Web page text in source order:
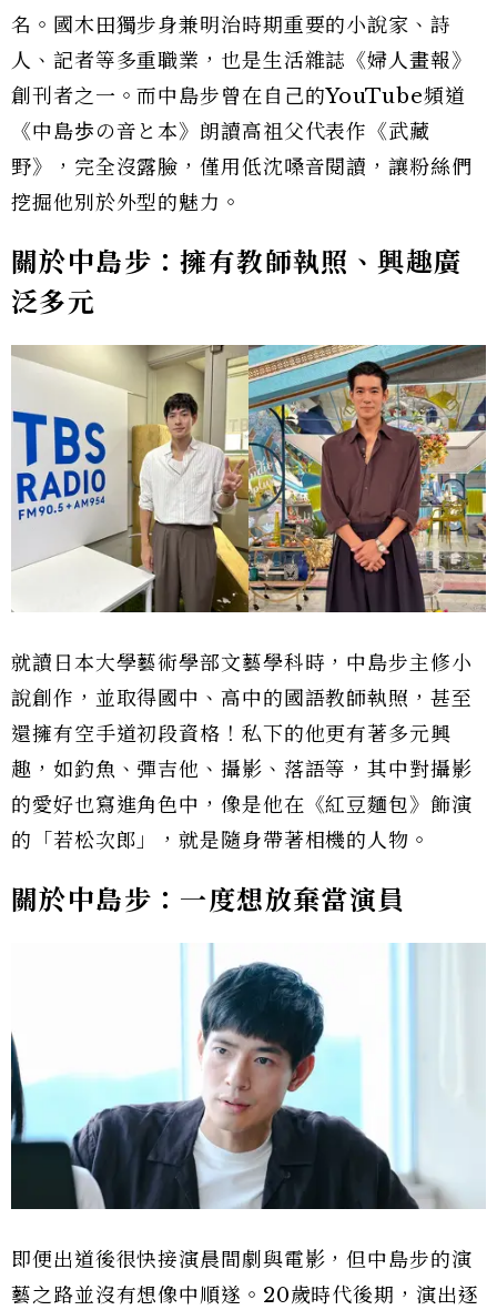
名。國木田獨步身兼明治時期重要的小說家、詩
人、記者等多重職業，也是生活雜誌《婦人畫報》
創刊者之一。而中島步曾在自己的YouTube頻道
《中島歩の音と本》朗讀高祖父代表作《武藏
野》，完全沒露臉，僅用低沈嗓音閱讀，讓粉絲們
挖掘他別於外型的魅力。
關於中島步：擁有教師執照、興趣廣
泛多元
就讀日本大學藝術學部文藝學科時，中島步主修小
說創作，並取得國中、高中的國語教師執照，甚至
還擁有空手道初段資格！私下的他更有著多元興
趣，如釣魚、彈吉他、攝影、落語等，其中對攝影
的愛好也寫進角色中，像是他在《紅豆麵包》飾演
的「若松次郎」，就是隨身帶著相機的人物。
關於中島步：一度想放棄當演員
即便出道後很快接演晨間劇與電影，但中島步的演
藝之路並沒有想像中順遂。20歲時代後期，演出逐